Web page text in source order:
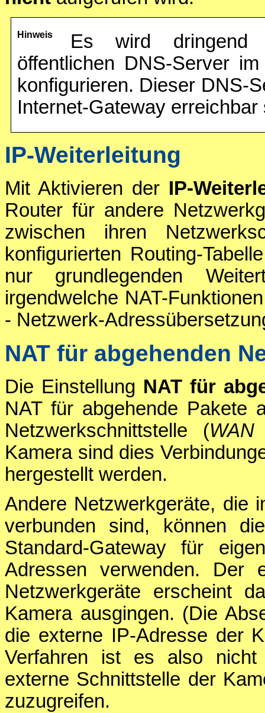
Hinweis
Es wird dringend
öffentlichen DNS-Server
konfigurieren. Dieser DNS-
Internet-Gateway erreichbar
IP-Weiterleitung
Mit Aktivieren der IP-
Router für andere
zwischen ihren
konfigurierten Routing-
nur grundlegenden
irgendwelche NAT-
- Netzwerk-
NAT für abgehenden
Die Einstellung NAT für
NAT für abgehende Pakete
Netzwerkschnittstelle (WAN
Kamera sind dies
hergestellt werden.
Andere Netzwerkgeräte, die
verbunden sind, können
Standard-Gateway für
Adressen verwenden. Der
Netzwerkgeräte erscheint
Kamera ausgingen. (Die
die externe IP-Adresse der
Verfahren ist es also
externe Schnittstelle der
zuzugreifen.